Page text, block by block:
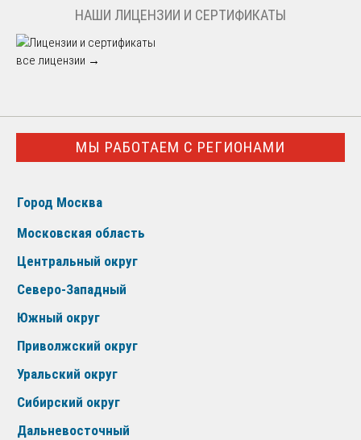
НАШИ ЛИЦЕНЗИИ И СЕРТИФИКАТЫ
все лицензии →
МЫ РАБОТАЕМ С РЕГИОНАМИ
Город Москва
Московская область
Центральный округ
Северо-Западный
Южный округ
Приволжский округ
Уральский округ
Сибирский округ
Дальневосточный